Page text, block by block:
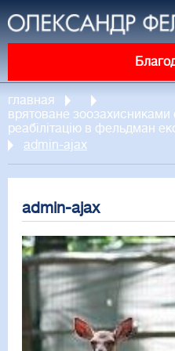
главная
врятоване зоозахисниками
реабілітацію в фельдман
admin-ajax
admin-ajax